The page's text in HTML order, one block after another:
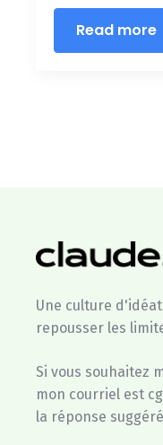
Read more
Une culture
repousser les
Si vous souhaitez
mon courriel est
la réponse